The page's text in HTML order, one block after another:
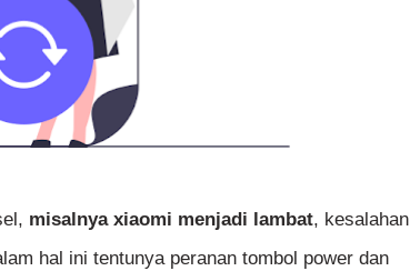
misalnya xiaomi menjadi lambat, kesalahan
hal ini tentunya peranan tombol power dan